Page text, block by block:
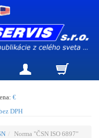
€
DPH
Norma "ČSN ISO 6897"